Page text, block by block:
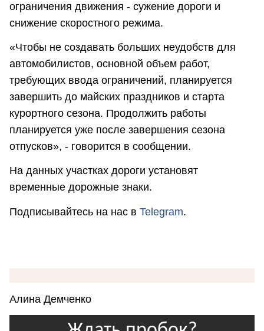
ограничения движения - сужение дороги и
снижение скоростного режима.
«Чтобы не создавать больших неудобств для
автомобилистов, основной объем работ,
требующих ввода ограничений, планируется
завершить до майских праздников и старта
курортного сезона. Продолжить работы
планируется уже после завершения сезона
отпусков», - говорится в сообщении.
На данных участках дороги установят
временные дорожные знаки.
Подписывайтесь на нас в Telegram.
Алина Демченко